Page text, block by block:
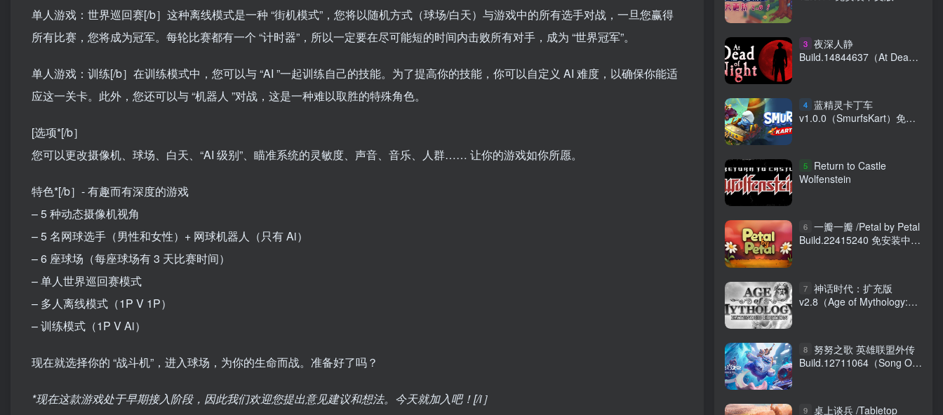
单人游戏：世界巡回赛[/b］这种离线模式是一种 “街机模式”，您将以随机方式（球场/白天）与游戏中的所有选手对战，一旦您赢得
所有比赛，您将成为冠军。每轮比赛都有一个 “计时器”，所以一定要在尽可能短的时间内击败所有对手，成为 “世界冠军”。
单人游戏：训练[/b］在训练模式中，您可以与 “AI ”一起训练自己的技能。为了提高你的技能，你可以自定义 AI 难度，以确保你能适
应这一关卡。此外，您还可以与 “机器人 ”对战，这是一种难以取胜的特殊角色。
[选项*[/b］
您可以更改摄像机、球场、白天、“AI 级别”、瞄准系统的灵敏度、声音、音乐、人群…… 让你的游戏如你所愿。
特色*[/b］- 有趣而有深度的游戏
– 5 种动态摄像机视角
– 5 名网球选手（男性和女性）+ 网球机器人（只有 Ai）
– 6 座球场（每座球场有 3 天比赛时间）
– 单人世界巡回赛模式
– 多人离线模式（1P V 1P）
– 训练模式（1P V Ai）
现在就选择你的 “战斗机”，进入球场，为你的生命而战。准备好了吗？
*现在这款游戏处于早期接入阶段，因此我们欢迎您提出意见建议和想法。今天就加入吧！[/i］
3 夜深人静
Build.14844637（At Dead
4 蓝精灵卡丁车
v1.0.0（SmurfsKart）免安
5
Return to Castle
Wolfenstein
6 一瓣一瓣 /Petal by Petal
Build.22415240 免安装中文
7 神话时代：扩充版
v2.8（Age of Mythology:
8
努努之歌 英雄联盟外传
Build.12711064（Song Of
9 桌上谈兵 /Tabletop